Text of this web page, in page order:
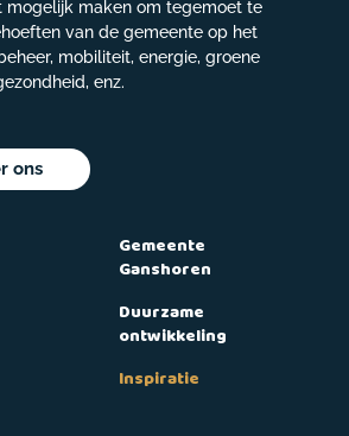
mogelijk maken om tegemoet te
van de gemeente op het
mobiliteit, energie, groene
enz.
ons
Gemeente
Ganshoren
Duurzame
ontwikkeling
Inspiratie